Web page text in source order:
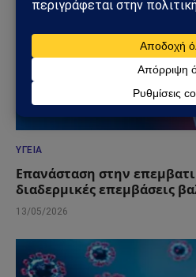
ΥΓΕΊΑ
Επανάσταση στην
διαδερμικές επεμβάσεις
13/05/2026